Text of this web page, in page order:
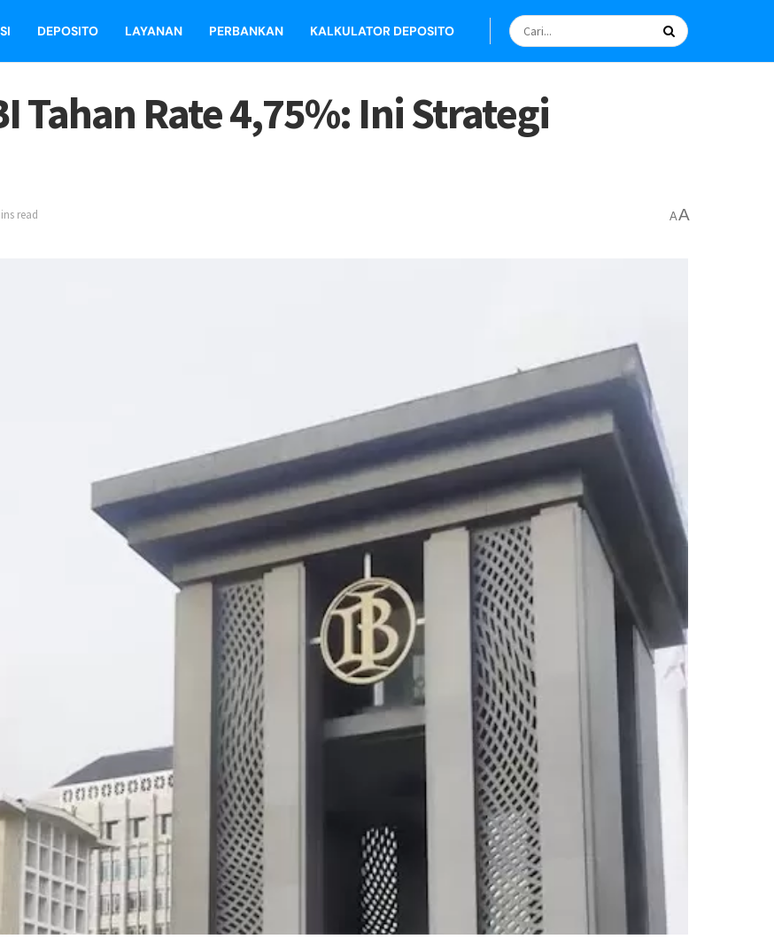
DEPOSITO LAYANAN PERBANKAN KALKULATOR DEPOSITO
Tahan Rate 4,75%: Ini Strategi
read AA